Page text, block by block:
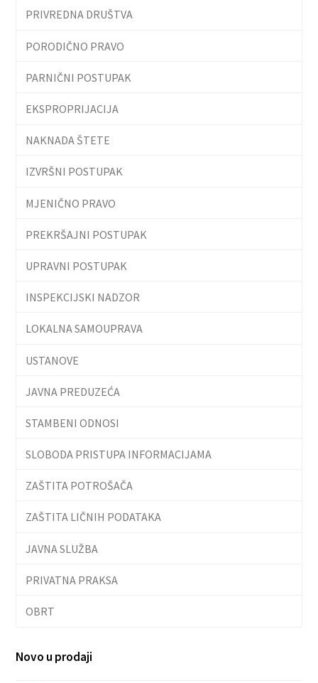
PRIVREDNA DRUŠTVA
PORODIČNO PRAVO
PARNIČNI POSTUPAK
EKSPROPRIJACIJA
NAKNADA ŠTETE
IZVRŠNI POSTUPAK
MJENIČNO PRAVO
PREKRŠAJNI POSTUPAK
UPRAVNI POSTUPAK
INSPEKCIJSKI NADZOR
LOKALNA SAMOUPRAVA
USTANOVE
JAVNA PREDUZEĆA
STAMBENI ODNOSI
SLOBODA PRISTUPA INFORMACIJAMA
ZAŠTITA POTROŠAČA
ZAŠTITA LIČNIH PODATAKA
JAVNA SLUŽBA
PRIVATNA PRAKSA
OBRT
Novo u prodaji